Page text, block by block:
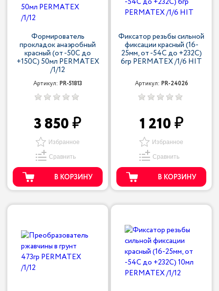
Формирователь
прокладок анаэробный
красный (от -50С до
+150С) 50мл PERMATEX
/1/12
Артикул: PR-51813
3 850
Избранное
Сравнить
В КОРЗИНУ
Фиксатор резьбы сильной
фиксации красный (16-
25мм, от -54С до +232С)
6гр PERMATEX /1/6 HIT
Артикул: PR-24026
1 210
Избранное
Сравнить
В КОРЗИНУ